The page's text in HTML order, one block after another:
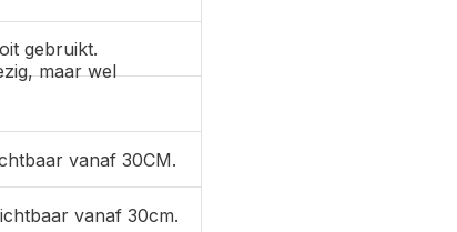
gebruikt.
maar wel
vanaf 30CM.
vanaf 30cm.